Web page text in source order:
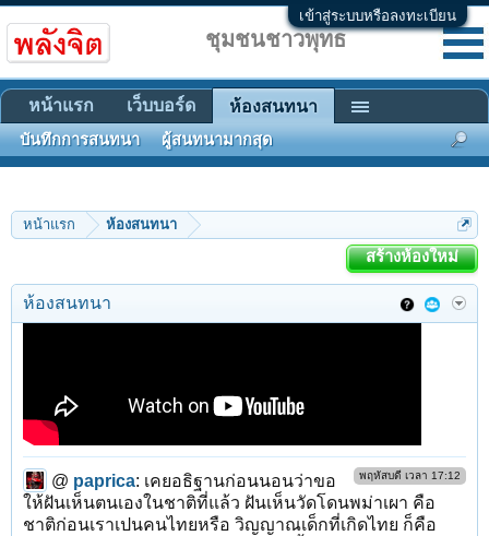
เข้าสู่ระบบหรือลงทะเบียน
สร้างห้องใหม่
หน้าแรก ห้องสนทนา
ห้องสนทนา
อังคาร เวลา 04:12
@ วิญญาณนิพพาน:เอาเพลง Metal ที่มี
พฤหัสบดี เวลา 17:12
@ paprica: เคยอธิฐานก่อนนอนว่าขอ
ให้ฝันเห็นตนเองในชาติที่แล้ว ฝันเห็นวัดโดนพม่าเผา คือ
ชาติก่อนเราเปนคนไทยหรือ วิญญาณเด็กที่เกิดไทย ก็คือ
ชุมชนชาวพุทธ
หน้าแรก เว็บบอร์ด ห้องสนทนา
บันทึกการสนทนา ผู้สนทนามากสุด